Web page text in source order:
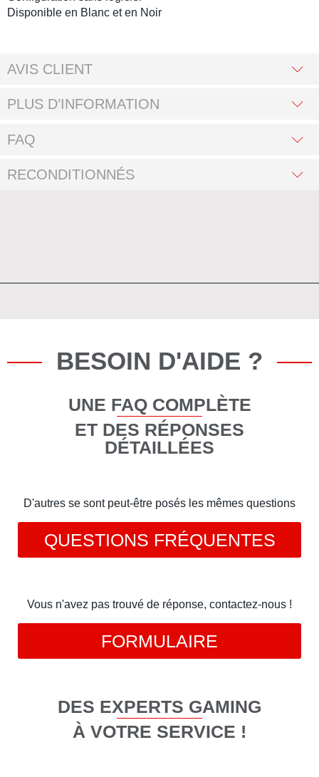
Disponible en Blanc et en Noir
AVIS CLIENT
PLUS D’INFORMATION
FAQ
RECONDITIONNÉS
BESOIN D'AIDE ?
UNE FAQ COMPLÈTE
ET DES RÉPONSES
DÉTAILLÉES
D'autres se sont peut-être posés les mêmes questions
QUESTIONS FRÉQUENTES
Vous n'avez pas trouvé de réponse, contactez-nous !
FORMULAIRE
DES EXPERTS GAMING
À VOTRE SERVICE !